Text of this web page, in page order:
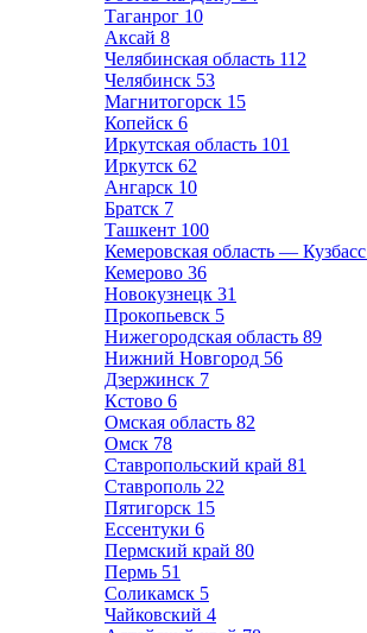
Таганрог 10
Аксай 8
Челябинская область 112
Челябинск 53
Магнитогорск 15
Копейск 6
Иркутская область 101
Иркутск 62
Ангарск 10
Братск 7
Ташкент 100
Кемеровская область — Кузбасс
Кемерово 36
Новокузнецк 31
Прокопьевск 5
Нижегородская область 89
Нижний Новгород 56
Дзержинск 7
Кстово 6
Омская область 82
Омск 78
Ставропольский край 81
Ставрополь 22
Пятигорск 15
Ессентуки 6
Пермский край 80
Пермь 51
Соликамск 5
Чайковский 4